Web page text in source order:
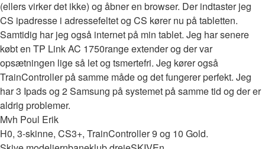
(ellers virker det ikke) og åbner en browser. Der indtaster jeg
CS ipadresse i adressefeltet og CS kører nu på tabletten.
Samtidig har jeg også internet på min tablet. Jeg har senere
købt en TP Link AC 1750range extender og der var
opsætningen lige så let og tsmertefri. Jeg kører også
TrainController på samme måde og det fungerer perfekt. Jeg
har 3 Ipads og 2 Samsung på systemet på samme tid og der er
aldrig problemer.
Mvh Poul Erik
H0, 3-skinne, CS3+, TrainController 9 og 10 Gold.